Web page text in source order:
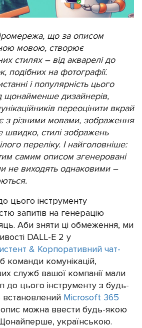
що за описом
мовою, створює
стилях – від акварелі до
подібних на фотографії.
і популярність цього
щонайменше дизайнерів,
переоцінити вкрай
з різними мовами, зображення
швидко, стилі зображень
переліку. І найголовніше:
самим описом згенеровані
не виходять однаковими –
цього інструменту
запитів на генерацію
Аби зняти ці обмеження, ми
DALL-E 2 у
& Корпоративний чат-
команди комунікацій,
служб вашої компанії мали
до цього інструменту з будь-
Microsoft 365
можна ввести будь-якою
українською.